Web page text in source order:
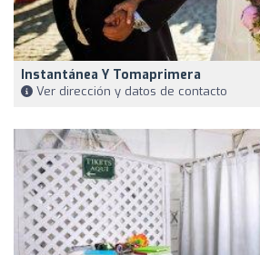
Instantánea Y Tomaprimera
Ver dirección y datos de contacto